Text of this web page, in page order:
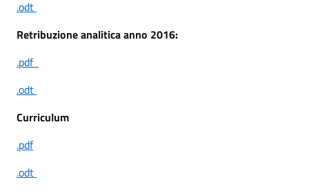
.odt
Retribuzione analitica anno 2016:
.pdf
.odt
Curriculum
.pdf
.odt